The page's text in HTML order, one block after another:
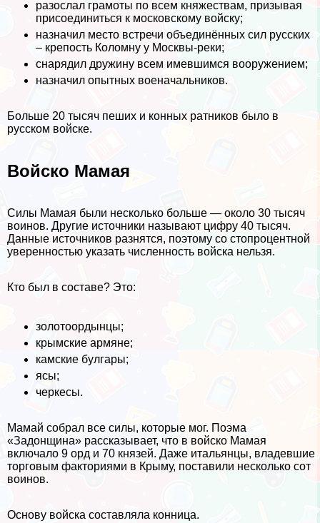
разослал грамоты по всем княжествам, призывая
присоединиться к московскому войску;
назначил место встречи объединённых сил русских
– крепость Коломну у Москвы-реки;
снарядил дружину всем имевшимся вооружением;
назначил опытных военачальников.
Больше 20 тысяч пеших и конных ратников было в
русском войске.
Войско Мамая
Силы Мамая были несколько больше — около 30 тысяч
воинов. Другие источники называют цифру 40 тысяч.
Данные источников разнятся, поэтому со стопроцентной
уверенностью указать численность войска нельзя.
Кто был в составе? Это:
золотоордынцы;
крымские армяне;
камские булгары;
ясы;
черкесы.
Мамай собрал все силы, которые мог. Поэма
«Задонщина» рассказывает, что в войско Мамая
включало 9 орд и 70 князей. Даже итальянцы, владевшие
торговым факториями в Крыму, поставили несколько сот
воинов.
Основу войска составляла конница.